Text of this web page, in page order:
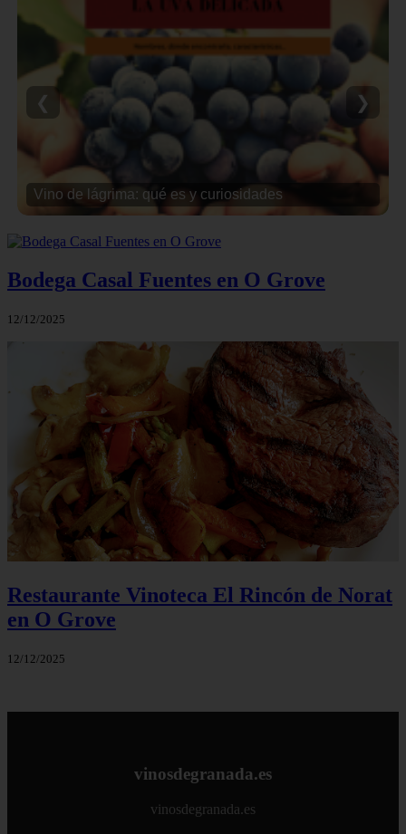
Vino de lágrima: qué es y curiosidades
❮ ❯
Bodega Casal Fuentes en O Grove
12/12/2025
Restaurante Vinoteca El Rincón de Norat
en O Grove
12/12/2025
vinosdegranada.es
vinosdegranada.es